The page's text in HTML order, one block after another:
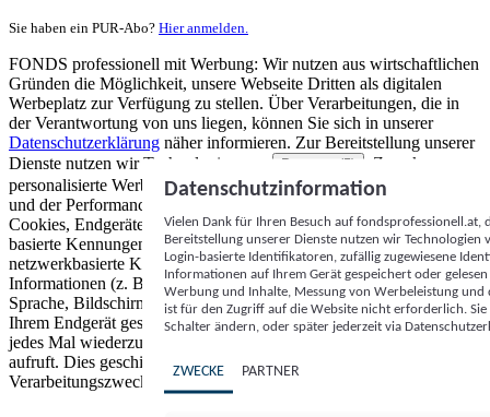
Sie haben ein PUR-Abo? Hier anmelden.
FONDS professionell mit Werbung: Wir nutzen aus wirtschaftlichen
Gründen die Möglichkeit, unsere Webseite Dritten als digitalen
Werbeplatz zur Verfügung zu stellen. Über Verarbeitungen, die in
der Verantwortung von uns liegen, können Sie sich in unserer
Datenschutzerklärung näher informieren. Zur Bereitstellung unserer
Dienste nutzen wir Technologien von
Partnern (5)
. Zwecke:
personalisierte Werbung und Inhalte, Messung von Werbeleistung
und der Performance von Inhalten sowie Zielgruppenforschung.
Cookies, Endgeräte- oder ähnliche Online-Kennungen (z. B. login-
basierte Kennungen, zufällig generierte Kennungen,
netzwerkbasierte Kennungen) können zusammen mit anderen
Informationen (z. B. Browsertyp und Browserinformationen,
Sprache, Bildschirmgröße, unterstützte Technologien usw.) auf
Ihrem Endgerät gespeichert oder von dort ausgelesen werden, um es
jedes Mal wiederzuerkennen, wenn es eine App oder einer Webseite
aufruft. Dies geschieht für einen oder mehrere der hier aufgeführten
Verarbeitungszwecke.
Datenschutzinformation
Vielen Dank für Ihren Besuch auf
Bereitstellung unserer Dienste nutzen wir Technologien
Login-basierte Identifikatoren, zufällig zugewiesene
Informationen auf Ihrem Gerät gespeichert oder
Werbung und Inhalte, Messung von Werbeleistung
ist für den Zugriff auf die Website nicht erforderlich.
Schalter ändern, oder später jederzeit via
ZWECKE PARTNER